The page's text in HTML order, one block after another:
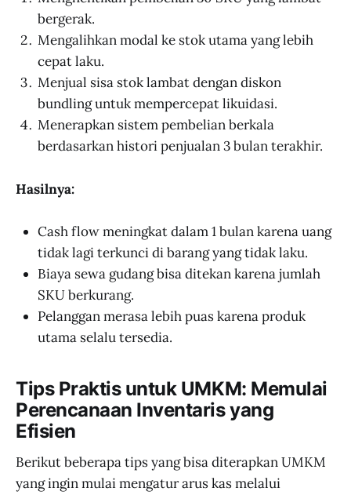
bergerak.
Mengalihkan modal ke stok utama yang lebih
cepat laku.
Menjual sisa stok lambat dengan diskon
bundling untuk mempercepat likuidasi.
Menerapkan sistem pembelian berkala
berdasarkan histori penjualan 3 bulan terakhir.
Hasilnya:
Cash flow meningkat dalam 1 bulan karena uang
tidak lagi terkunci di barang yang tidak laku.
Biaya sewa gudang bisa ditekan karena jumlah
SKU berkurang.
Pelanggan merasa lebih puas karena produk
utama selalu tersedia.
Tips Praktis untuk UMKM: Memulai
Perencanaan Inventaris yang
Efisien
Berikut beberapa tips yang bisa diterapkan UMKM
yang ingin mulai mengatur arus kas melalui